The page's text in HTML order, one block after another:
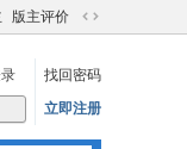
版主评价
切
到
宽
找回密码
立即注册